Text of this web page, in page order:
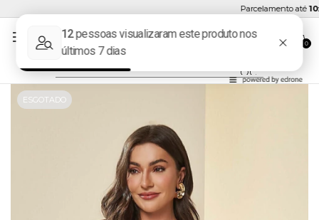
Parcelamento até10x
0
ESGOTADO